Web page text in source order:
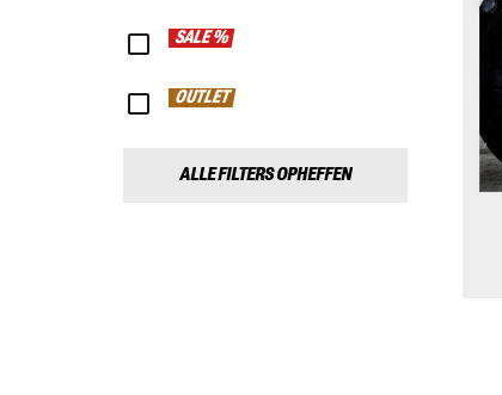
SALE %
OUTLET
ALLE FILTERS OPHEFFEN